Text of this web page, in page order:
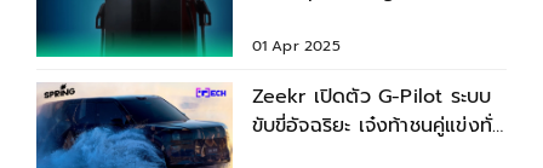
01 Apr 2025
Zeekr เปิดตัว G-Pilot ระบบ
ขับขี่อัจฉริยะ เจ๋งท้าชนคู่แข่งทั่ว